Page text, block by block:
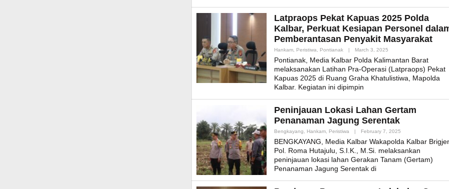
Latpraops Pekat Kapuas 2025 Polda
Kalbar, Perkuat Kesiapan Personel
Pemberantasan Penyakit Masyarakat
Hankam, Peristiwa, Pontianak | March 3, 2025
Pontianak, Media Kalbar Polda Kalimantan Barat
melaksanakan Latihan Pra-Operasi (Latpraops) Pekat
Kapuas 2025 di Ruang Graha Khatulistiwa, Mapolda
Kalbar. Kegiatan ini dipimpin
Peninjauan Lokasi Lahan Gertam
Penanaman Jagung Serentak
Bengkayang, Hankam, Peristiwa | February 7, 2025
BENGKAYANG, Media Kalbar Wakapolda Kalbar
Pol. Roma Hutajulu, S.I.K., M.Si. melaksankan
peninjauan lokasi lahan Gerakan Tanam (Gertam)
Penanaman Jagung Serentak di